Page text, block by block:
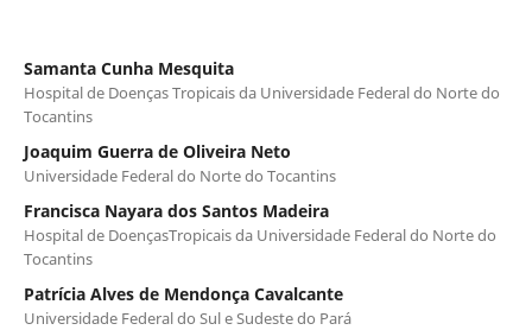
Samanta Cunha Mesquita
Hospital de Doenças Tropicais da Universidade Federal do Norte do
Tocantins
Joaquim Guerra de Oliveira Neto
Universidade Federal do Norte do Tocantins
Francisca Nayara dos Santos Madeira
Hospital de DoençasTropicais da Universidade Federal do Norte do
Tocantins
Patrícia Alves de Mendonça Cavalcante
Universidade Federal do Sul e Sudeste do Pará